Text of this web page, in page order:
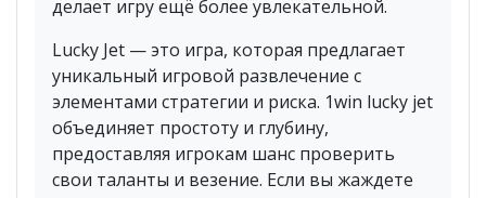
делает игру ещё более увлекательной.
Lucky Jet — это игра, которая предлагает
уникальный игровой развлечение с
элементами стратегии и риска. 1win lucky jet
объединяет простоту и глубину,
предоставляя игрокам шанс проверить
свои таланты и везение. Если вы жаждете